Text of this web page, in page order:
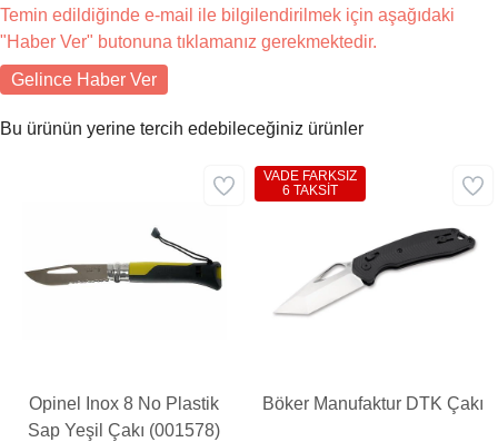
Temin edildiğinde e-mail ile bilgilendirilmek için aşağıdaki
"Haber Ver" butonuna tıklamanız gerekmektedir.
Gelince Haber Ver
Bu ürünün yerine tercih edebileceğiniz ürünler
Opinel Inox 8 No Plastik
Sap Yeşil Çakı (001578)
Böker Manufaktur DTK Çakı
VADE FARKSIZ
6 TAKSİT